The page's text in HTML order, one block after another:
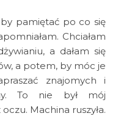
pamiętać po co się
Chciałam
a dałam się
a potem, by móc je
znajomych i
To nie był mój
Machina ruszyła.